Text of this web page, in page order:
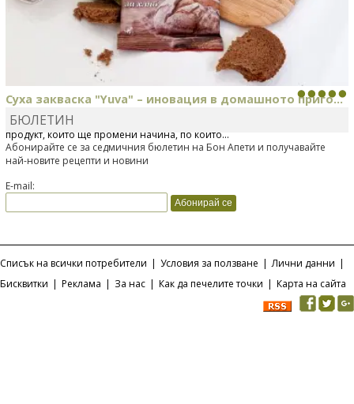
Суха закваска "Yuva" – иновация в домашното приго...
Отскоро Лесафр България стартира предлагането на изцяло нов
продукт, който ще промени начина, по който...
БЮЛЕТИН
Абонирайте се за седмичния бюлетин на Бон Апети и получавайте
най-новите рецепти и новини
E-mail:
Списък на всички потребители | Условия за ползване | Лични данни |
Бисквитки | Реклама | За нас | Как да печелите точки | Карта на сайта